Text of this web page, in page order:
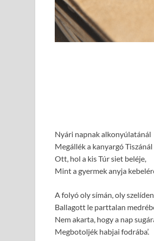
Nyári napnak alkonyúlatánál
Megállék a kanyargó Tiszánál
Ott, hol a kis Túr siet beléje,
Mint a gyermek anyja
A folyó oly símán, oly szelíden
Ballagott le parttalan
Nem akarta, hogy a nap
Megbotoljék habjai fodrába’.